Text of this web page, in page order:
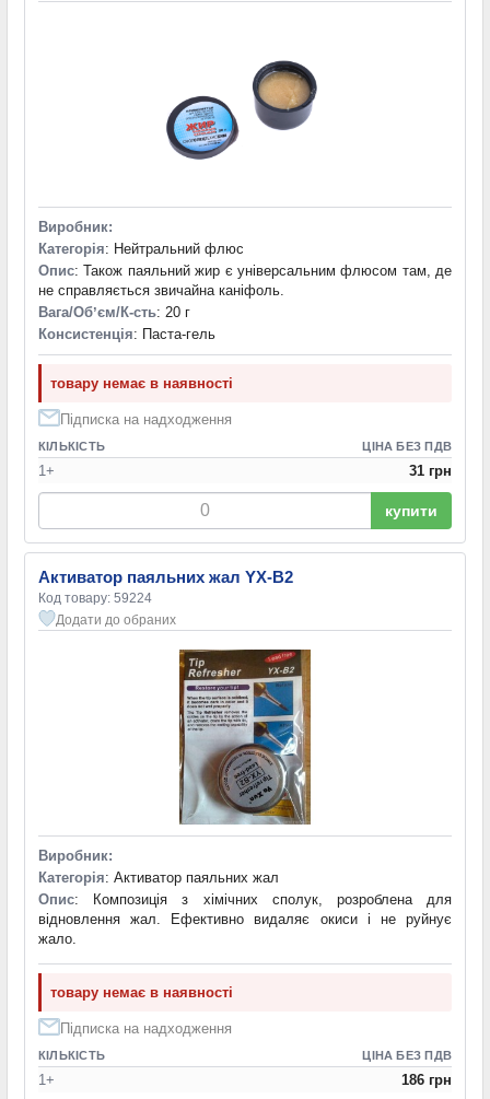
Виробник:
Категорія: Нейтральний флюс
Опис: Також паяльний жир є універсальним флюсом там, де
не справляється звичайна каніфоль.
Вага/Обʼєм/К-сть: 20 г
Консистенція: Паста-гель
товару немає в наявності
Підписка на надходження
КІЛЬКІСТЬ ЦІНА БЕЗ ПДВ
1+ 31 грн
купити
Активатор паяльних жал YX-B2
Код товару: 59224
Додати до обраних
Виробник:
Категорія: Активатор паяльних жал
Опис: Композиція з хімічних сполук, розроблена для
відновлення жал. Ефективно видаляє окиси і не руйнує
жало.
товару немає в наявності
Підписка на надходження
КІЛЬКІСТЬ ЦІНА БЕЗ ПДВ
1+ 186 грн